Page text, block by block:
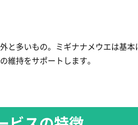
と多いもの。ミギナナメウエは基本
維持をサポートします。